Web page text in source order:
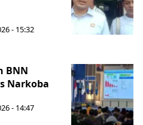
- 15:32
BNN
Narkoba
- 14:47